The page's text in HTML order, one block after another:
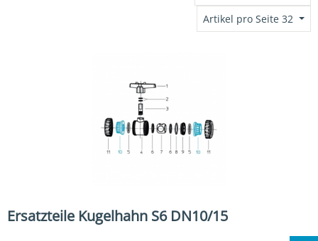
Artikel pro Seite 32
Ersatzteile Kugelhahn S6 DN10/15